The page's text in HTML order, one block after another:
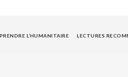
L’HUMANITAIRE LECTURES